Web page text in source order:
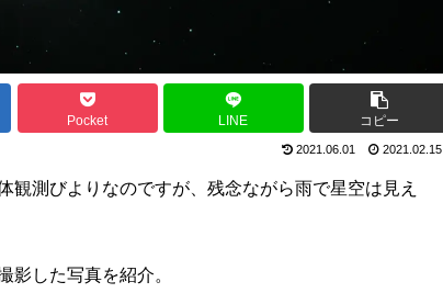
Pocket LINE コピー
2021.06.01 2021.02.15
測びよりなのですが、残念ながら雨で星空は見え
影した写真を紹介。